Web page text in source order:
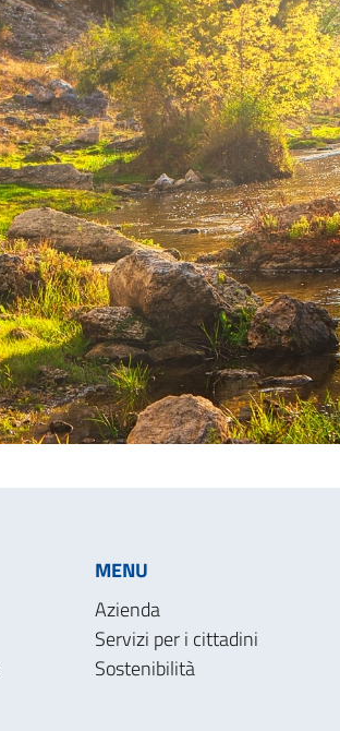
MENU
Azienda
Servizi per i cittadini
Sostenibilità